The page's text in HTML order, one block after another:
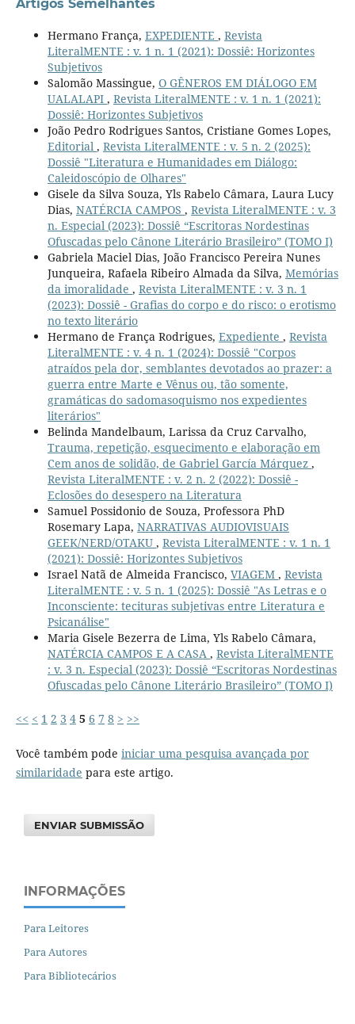
Artigos Semelhantes
Hermano França, EXPEDIENTE , Revista
LiteralMENTE : v. 1 n. 1 (2021): Dossiê: Horizontes
Subjetivos
Salomão Massingue, O GÊNEROS EM DIÁLOGO EM
UALALAPI , Revista LiteralMENTE : v. 1 n. 1 (2021):
Dossiê: Horizontes Subjetivos
João Pedro Rodrigues Santos, Cristiane Gomes Lopes,
Editorial , Revista LiteralMENTE : v. 5 n. 2 (2025):
Dossiê "Literatura e Humanidades em Diálogo:
Caleidoscópio de Olhares"
Gisele da Silva Souza, Yls Rabelo Câmara, Laura Lucy
Dias, NATÉRCIA CAMPOS , Revista LiteralMENTE : v. 3
n. Especial (2023): Dossiê “Escritoras Nordestinas
Ofuscadas pelo Cânone Literário Brasileiro” (TOMO I)
Gabriela Maciel Dias, João Francisco Pereira Nunes
Junqueira, Rafaela Ribeiro Almada da Silva, Memórias
da imoralidade , Revista LiteralMENTE : v. 3 n. 1
(2023): Dossiê - Grafias do corpo e do risco: o erotismo
no texto literário
Hermano de França Rodrigues, Expediente , Revista
LiteralMENTE : v. 4 n. 1 (2024): Dossiê "Corpos
atraídos pela dor, semblantes devotados ao prazer: a
guerra entre Marte e Vênus ou, tão somente,
gramáticas do sadomasoquismo nos expedientes
literários"
Belinda Mandelbaum, Larissa da Cruz Carvalho,
Trauma, repetição, esquecimento e elaboração em
Cem anos de solidão, de Gabriel García Márquez ,
Revista LiteralMENTE : v. 2 n. 2 (2022): Dossiê -
Eclosões do desespero na Literatura
Samuel Possidonio de Souza, Professora PhD
Rosemary Lapa, NARRATIVAS AUDIOVISUAIS
GEEK/NERD/OTAKU , Revista LiteralMENTE : v. 1 n. 1
(2021): Dossiê: Horizontes Subjetivos
Israel Natã de Almeida Francisco, VIAGEM , Revista
LiteralMENTE : v. 5 n. 1 (2025): Dossiê "As Letras e o
Inconsciente: tecituras subjetivas entre Literatura e
Psicanálise"
Maria Gisele Bezerra de Lima, Yls Rabelo Câmara,
NATÉRCIA CAMPOS E A CASA , Revista LiteralMENTE
: v. 3 n. Especial (2023): Dossiê “Escritoras Nordestinas
Ofuscadas pelo Cânone Literário Brasileiro” (TOMO I)
<< < 1 2 3 4 5 6 7 8 > >>
Você também pode iniciar uma pesquisa avançada por
similaridade para este artigo.
ENVIAR SUBMISSÃO
INFORMAÇÕES
Para Leitores
Para Autores
Para Bibliotecários